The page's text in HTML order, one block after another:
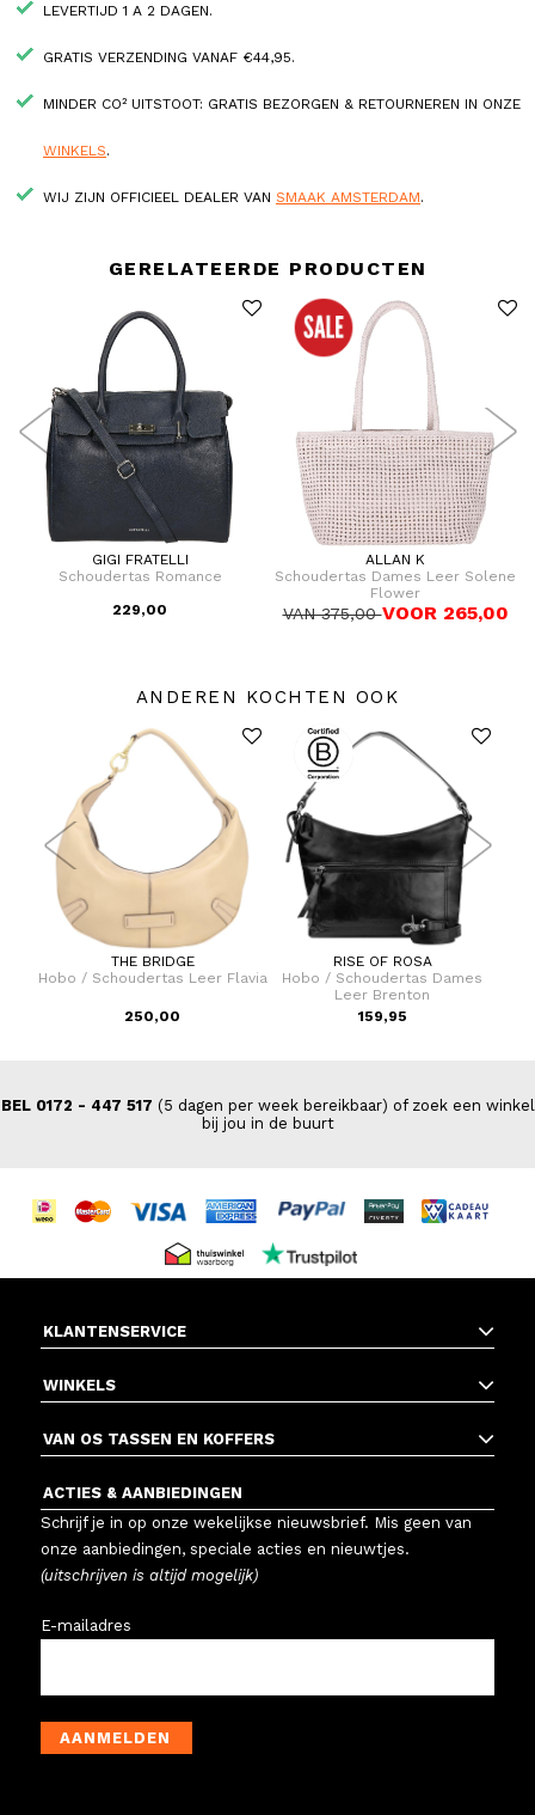
LEVERTIJD 1 A 2 DAGEN.
GRATIS VERZENDING VANAF €44,95.
MINDER CO² UITSTOOT: GRATIS BEZORGEN & RETOURNEREN IN ONZE
WINKELS.
WIJ ZIJN OFFICIEEL DEALER VAN SMAAK AMSTERDAM.
GERELATEERDE PRODUCTEN
GIGI FRATELLI
Schoudertas Romance
229,00
ALLAN K
Schoudertas Dames Leer Solene
Flower
VAN 375,00VOOR 265,00
ANDEREN KOCHTEN OOK
THE BRIDGE
Hobo / Schoudertas Leer Flavia
250,00
RISE OF ROSA
Hobo / Schoudertas Dames
Leer Brenton
159,95
BEL 0172 - 447 517 (5 dagen per week bereikbaar) of zoek een winkel
bij jou in de buurt
KLANTENSERVICE
WINKELS
VAN OS TASSEN EN KOFFERS
ACTIES & AANBIEDINGEN
Schrijf je in op onze wekelijkse nieuwsbrief. Mis geen van
onze aanbiedingen, speciale acties en nieuwtjes.
(uitschrijven is altijd mogelijk)
E-mailadres
AANMELDEN